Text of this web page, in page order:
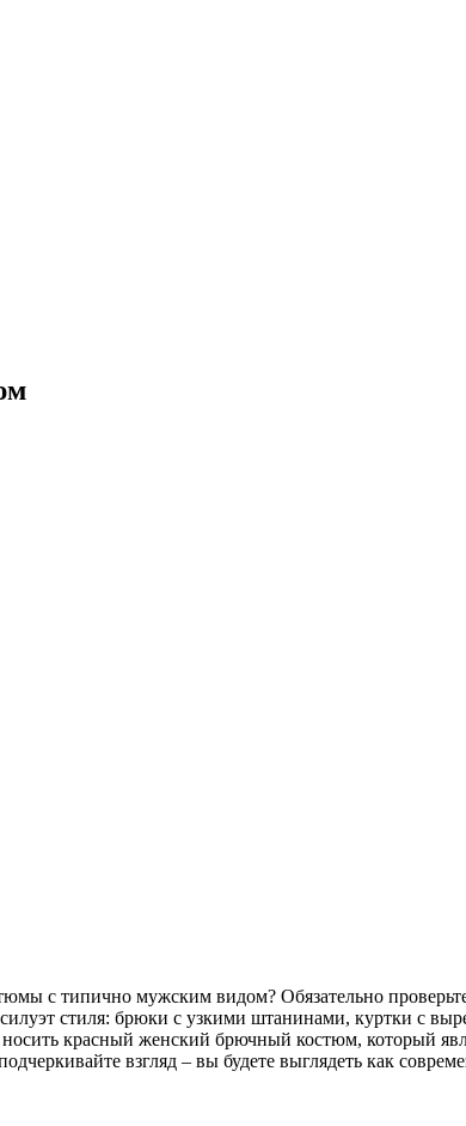
с типично мужским видом? Обязательно
стиля: брюки с узкими штанинами, куртки с
красный женский брючный костюм, который
взгляд – вы будете выглядеть как